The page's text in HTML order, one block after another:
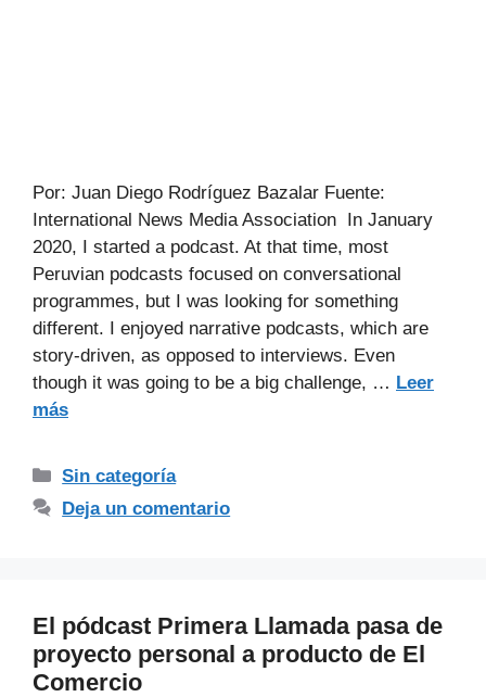
Por: Juan Diego Rodríguez Bazalar Fuente:
International News Media Association In January
2020, I started a podcast. At that time, most
Peruvian podcasts focused on conversational
programmes, but I was looking for something
different. I enjoyed narrative podcasts, which are
story-driven, as opposed to interviews. Even
though it was going to be a big challenge, … Leer
más
Sin categoría
Deja un comentario
El pódcast Primera Llamada pasa de
proyecto personal a producto de El
Comercio